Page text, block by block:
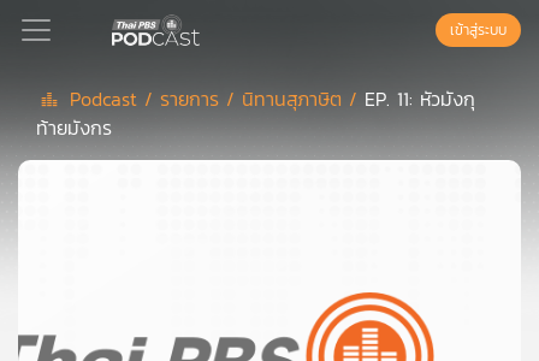
Podcast
เข้าสู่ระบบ
Podcast / รายการ / นิทานสุภาษิต / EP. 11: หัวมังกุ
ท้ายมังกร